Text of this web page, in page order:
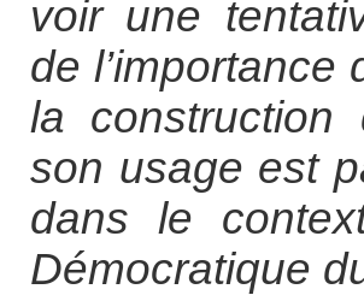
voir une
de l’importance
la construction
son usage est
dans le
Démocratique